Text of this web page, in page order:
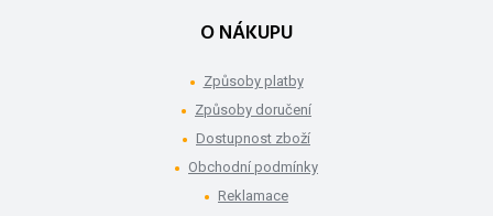
O NÁKUPU
Způsoby platby
Způsoby doručení
Dostupnost zboží
Obchodní podmínky
Reklamace